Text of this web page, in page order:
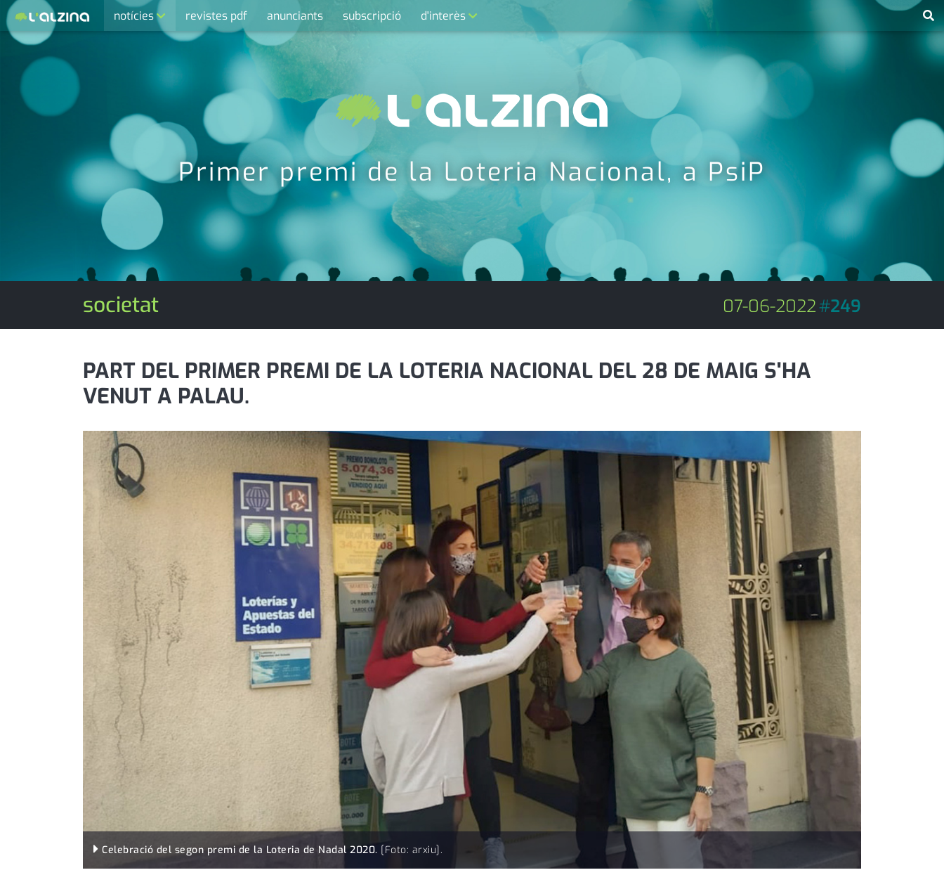
notícies
últimes notícies
cultura
economia
empresa
entrevista
esports
medi ambient
opinió
promo serveis
reportatge
serveis
societat
editorial
revistes pdf anunciants subscripció d'interès
telèfons
Primer premi de la Loteria Nacional, a PsiP
societat 07-06-2022#249
PART DEL PRIMER PREMI DE LA LOTERIA NACIONAL DEL 28 DE MAIG S'HA
VENUT A PALAU.
Celebració del segon premi de la Loteria de Nadal 2020. [Foto: arxiu].